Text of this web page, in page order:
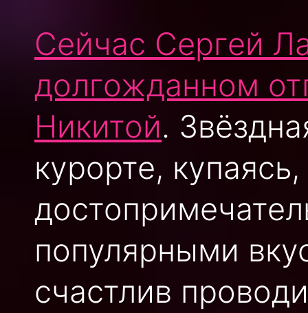
Сейчас Сергей
долгожданном
Никитой.
курорте,
популярными
счастлив